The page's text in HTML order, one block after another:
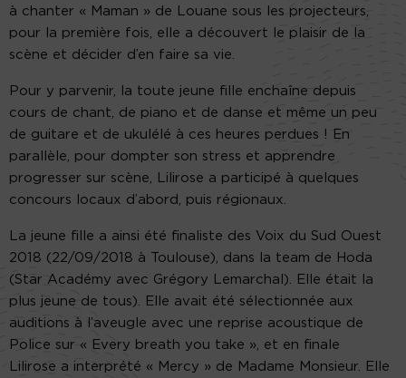
à chanter « Maman » de Louane sous les projecteurs,
pour la première fois, elle a découvert le plaisir de la
scène et décider d’en faire sa vie.
Pour y parvenir, la toute jeune fille enchaîne depuis
cours de chant, de piano et de danse et même un peu
de guitare et de ukulélé à ces heures perdues ! En
parallèle, pour dompter son stress et apprendre
progresser sur scène, Lilirose a participé à quelques
concours locaux d’abord, puis régionaux.
La jeune fille a ainsi été finaliste des Voix du Sud Ouest
2018 (22/09/2018 à Toulouse), dans la team de Hoda
(Star Académy avec Grégory Lemarchal). Elle était la
plus jeune de tous). Elle avait été sélectionnée aux
auditions à l’aveugle avec une reprise acoustique de
Police sur « Every breath you take », et en finale
Lilirose a interprété « Mercy » de Madame Monsieur. Elle